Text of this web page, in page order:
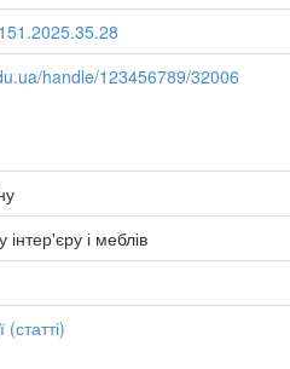
handle/123456789/32006
і меблів
(статті)